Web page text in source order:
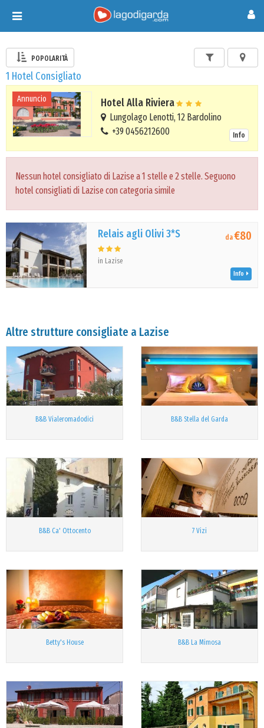
Toggle
navigation
POPOLARITÀ
1 Hotel Consigliato
Annuncio Hotel Alla Riviera
Lungolago Lenotti, 12 Bardolino
+39 0456212600
Info
Nessun hotel consigliato di Lazise a 1 stelle e 2 stelle. Seguono
hotel consigliati di Lazise con categoria simile
Relais agli Olivi 3*S
in Lazise
da€80
Info
Altre strutture consigliate a Lazise
B&B Vialeromadodici B&B Stella del Garda
B&B Ca' Ottocento 7 Vizi
Betty's House B&B La Mimosa